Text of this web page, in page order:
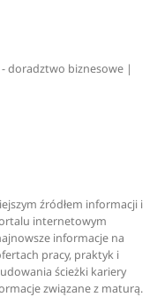
doradztwo biznesowe |
źródłem informacji i
internetowym
informacje na
pracy, praktyk i
ścieżki kariery
związane z maturą.